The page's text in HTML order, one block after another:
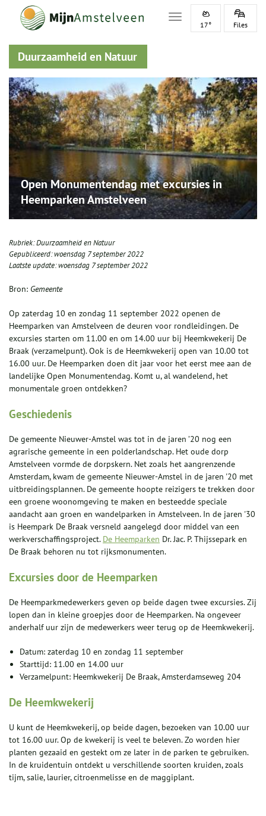
Toggle navigation
17° Files
Duurzaamheid en Natuur
Open Monumentendag met excursies in
Heemparken Amstelveen
Rubriek:Duurzaamheid en Natuur
Gepubliceerd:woensdag 7 september 2022
Laatste update:woensdag 7 september 2022
Bron: Gemeente
Op zaterdag 10 en zondag 11 september 2022 openen de
Heemparken van Amstelveen de deuren voor rondleidingen. De
excursies starten om 11.00 en om 14.00 uur bij Heemkwekerij De
Braak (verzamelpunt). Ook is de Heemkwekerij open van 10.00 tot
16.00 uur. De Heemparken doen dit jaar voor het eerst mee aan de
landelijke Open Monumentendag. Komt u, al wandelend, het
monumentale groen ontdekken?
Geschiedenis
De gemeente Nieuwer-Amstel was tot in de jaren ’20 nog een
agrarische gemeente in een polderlandschap. Het oude dorp
Amstelveen vormde de dorpskern. Net zoals het aangrenzende
Amsterdam, kwam de gemeente Nieuwer-Amstel in de jaren '20 met
uitbreidingsplannen. De gemeente hoopte reizigers te trekken door
een groene woonomgeving te maken en besteedde speciale
aandacht aan groen en wandelparken in Amstelveen. In de jaren '30
is Heempark De Braak versneld aangelegd door middel van een
werkverschaffingsproject. De Heemparken Dr. Jac. P. Thijssepark en
De Braak behoren nu tot rijksmonumenten.
Excursies door de Heemparken
De Heemparkmedewerkers geven op beide dagen twee excursies. Zij
lopen dan in kleine groepjes door de Heemparken. Na ongeveer
anderhalf uur zijn de medewerkers weer terug op de Heemkwekerij.
Datum: zaterdag 10 en zondag 11 september
Starttijd: 11.00 en 14.00 uur
Verzamelpunt: Heemkwekerij De Braak, Amsterdamseweg 204
De Heemkwekerij
U kunt de Heemkwekerij, op beide dagen, bezoeken van 10.00 uur
tot 16.00 uur. Op de kwekerij is veel te beleven. Zo worden hier
planten gezaaid en gestekt om ze later in de parken te gebruiken.
In de kruidentuin ontdekt u verschillende soorten kruiden, zoals
tijm, salie, laurier, citroenmelisse en de maggiplant.